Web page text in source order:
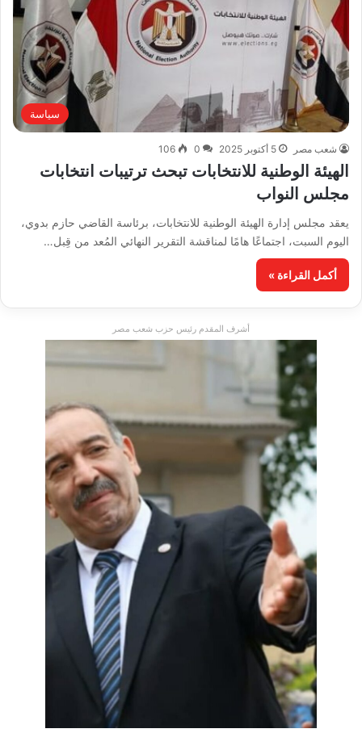
سياسة
شعب مصر 5 أكتوبر 2025 0
106
الهيئة الوطنية للانتخابات تبحث ترتيبات انتخابات
مجلس النواب
يعقد مجلس إدارة الهيئة الوطنية للانتخابات، برئاسة القاضي حازم بدوي،
اليوم السبت، اجتماعًا هامًا لمناقشة التقرير النهائي المُعد من قِبل…
أكمل القراءة »
أشرف المقدم رئيس حزب شعب مصر